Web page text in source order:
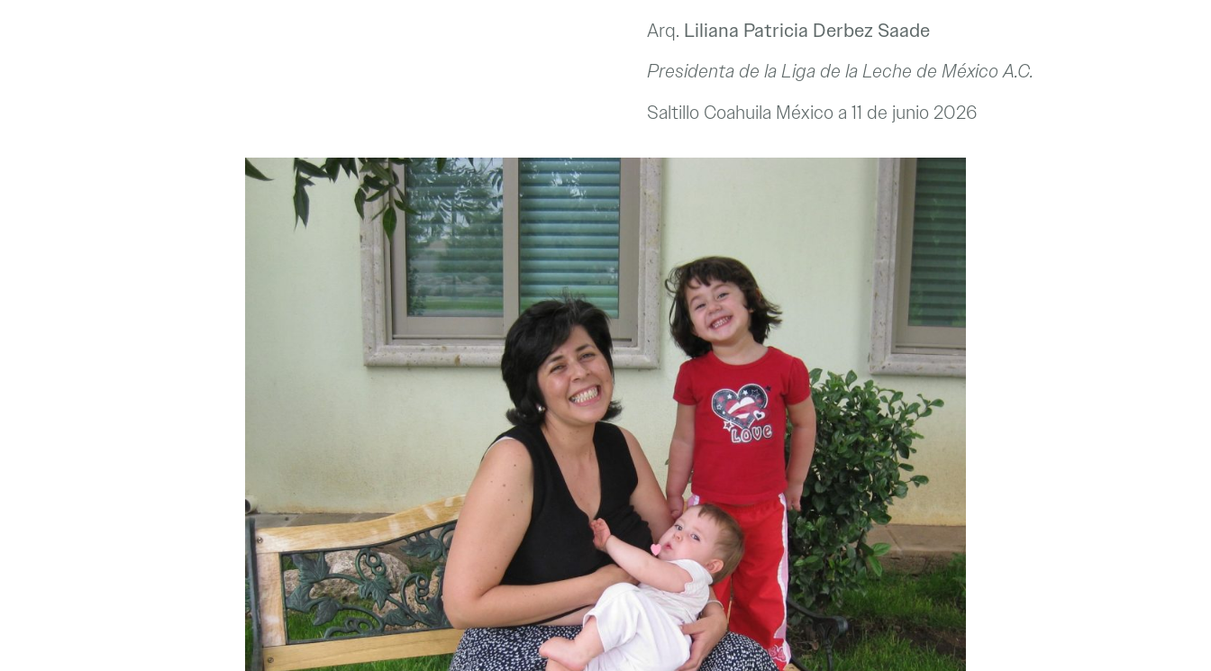
Arq. Liliana Patricia Derbez Saade
Presidenta de la Liga de la Leche de México A.C.
Saltillo Coahuila México a 11 de junio 2026